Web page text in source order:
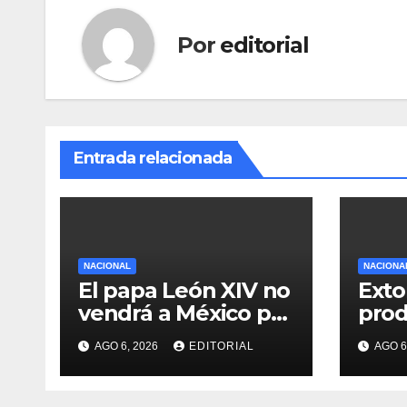
Por editorial
Entrada relacionada
NACIONAL
El papa León XIV no
vendrá a México por
el momento:
Sheinbaum
AGO 6, 2026 EDITORIAL
NACIONAL
dejó
red
AGO